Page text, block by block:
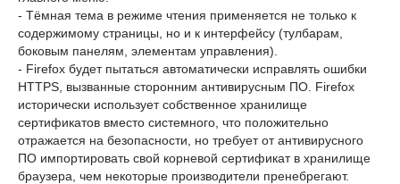
- Тёмная тема в режиме чтения применяется не только к
содержимому страницы, но и к интерфейсу (тулбарам,
боковым панелям, элементам управления).
- Firefox будет пытаться автоматически исправлять ошибки
HTTPS, вызванные сторонним антивирусным ПО. Firefox
исторически использует собственное хранилище
сертификатов вместо системного, что положительно
отражается на безопасности, но требует от антивирусного
ПО импортировать свой корневой сертификат в хранилище
браузера, чем некоторые производители пренебрегают.